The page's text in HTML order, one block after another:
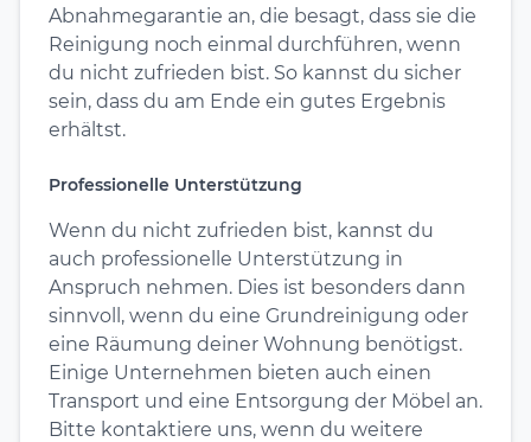
Abnahmegarantie an, die besagt, dass sie die
Reinigung noch einmal durchführen, wenn
du nicht zufrieden bist. So kannst du sicher
sein, dass du am Ende ein gutes Ergebnis
erhältst.
Professionelle Unterstützung
Wenn du nicht zufrieden bist, kannst du
auch professionelle Unterstützung in
Anspruch nehmen. Dies ist besonders dann
sinnvoll, wenn du eine Grundreinigung oder
eine Räumung deiner Wohnung benötigst.
Einige Unternehmen bieten auch einen
Transport und eine Entsorgung der Möbel an.
Bitte kontaktiere uns, wenn du weitere